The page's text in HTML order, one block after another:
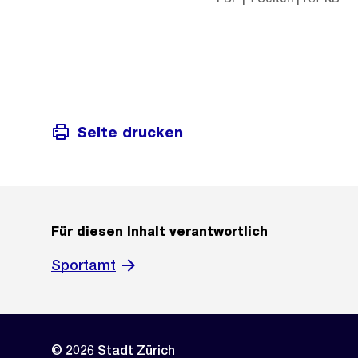
Seite drucken
Für diesen Inhalt verantwortlich
Sportamt
© 2026 Stadt Zürich